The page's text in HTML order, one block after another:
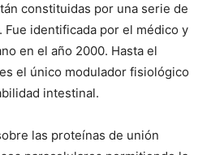
constituidas por una serie de
Fue identificada por el médico y
en el año 2000. Hasta el
el único modulador fisiológico
intestinal.
las proteínas de unión